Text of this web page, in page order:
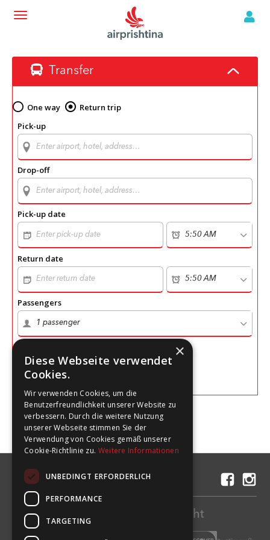
Transfer
One way
Return trip
Pick-up
Drop-off
Pick-up date
Return date
Passengers
Search
Contact us
Pay easily and safely for your flight
×
Diese Webseite verwendet
Cookies.
Wir verwenden Cookies, um die
Benutzerfreundlichkeit unserer Website zu
verbessern. Durch die weitere Nutzung
unserer Webseite stimmen Sie der
Verwendung von Cookies gemäß unserer
Cookie-Richtlinie zu. Weitere Informationen
UNBEDINGT ERFORDERLICH
PERFORMANCE
TARGETING